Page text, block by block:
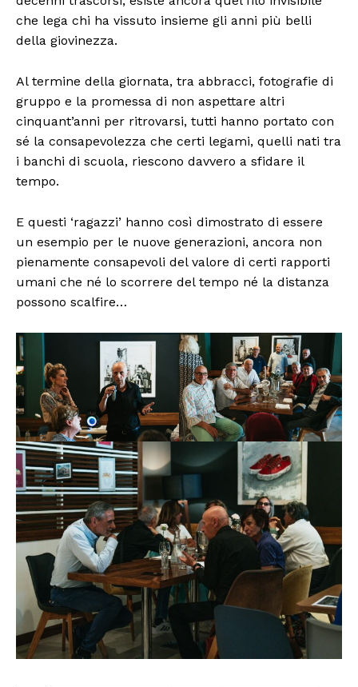
che lega chi ha vissuto insieme gli anni più belli
della giovinezza.
Al termine della giornata, tra abbracci, fotografie di
gruppo e la promessa di non aspettare altri
cinquant’anni per ritrovarsi, tutti hanno portato con
sé la consapevolezza che certi legami, quelli nati tra
i banchi di scuola, riescono davvero a sfidare il
tempo.
E questi ‘ragazzi’ hanno così dimostrato di essere
un esempio per le nuove generazioni, ancora non
pienamente consapevoli del valore di certi rapporti
umani che né lo scorrere del tempo né la distanza
possono scalfire…